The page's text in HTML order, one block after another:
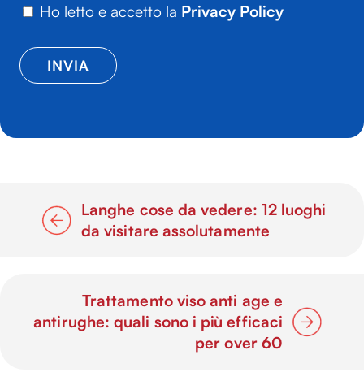
Ho letto e accetto la Privacy Policy
Langhe cose da vedere: 12 luoghi
da visitare assolutamente
Trattamento viso anti age e
antirughe: quali sono i più efficaci
per over 60